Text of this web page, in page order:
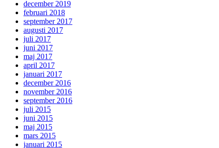
december 2019
februari 2018
september 2017
augusti 2017
juli 2017
juni 2017
maj 2017
april 2017
januari 2017
december 2016
november 2016
september 2016
juli 2015
juni 2015
maj 2015
mars 2015
januari 2015